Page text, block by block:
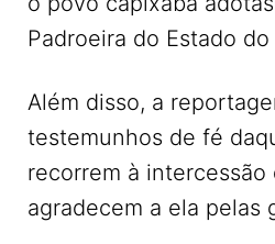
Padroeira do Estado
Além disso, a
testemunhos de fé
recorrem à intercessão
agradecem a ela pelas